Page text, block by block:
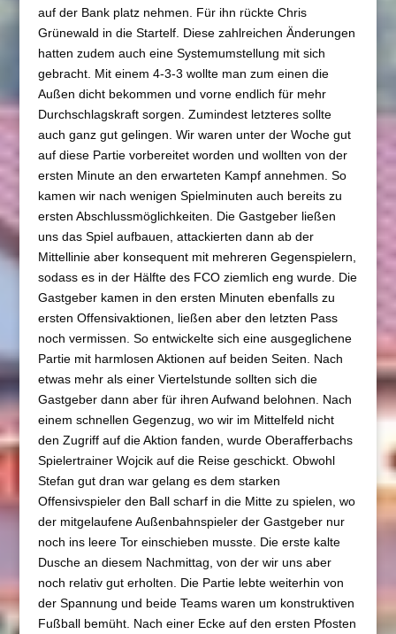
auf der Bank platz nehmen. Für ihn rückte Chris
Grünewald in die Startelf. Diese zahlreichen Änderungen
hatten zudem auch eine Systemumstellung mit sich
gebracht. Mit einem 4-3-3 wollte man zum einen die
Außen dicht bekommen und vorne endlich für mehr
Durchschlagskraft sorgen. Zumindest letzteres sollte
auch ganz gut gelingen. Wir waren unter der Woche gut
auf diese Partie vorbereitet worden und wollten von der
ersten Minute an den erwarteten Kampf annehmen. So
kamen wir nach wenigen Spielminuten auch bereits zu
ersten Abschlussmöglichkeiten. Die Gastgeber ließen
uns das Spiel aufbauen, attackierten dann ab der
Mittellinie aber konsequent mit mehreren Gegenspielern,
sodass es in der Hälfte des FCO ziemlich eng wurde. Die
Gastgeber kamen in den ersten Minuten ebenfalls zu
ersten Offensivaktionen, ließen aber den letzten Pass
noch vermissen. So entwickelte sich eine ausgeglichene
Partie mit harmlosen Aktionen auf beiden Seiten. Nach
etwas mehr als einer Viertelstunde sollten sich die
Gastgeber dann aber für ihren Aufwand belohnen. Nach
einem schnellen Gegenzug, wo wir im Mittelfeld nicht
den Zugriff auf die Aktion fanden, wurde Oberafferbachs
Spielertrainer Wojcik auf die Reise geschickt. Obwohl
Stefan gut dran war gelang es dem starken
Offensivspieler den Ball scharf in die Mitte zu spielen, wo
der mitgelaufene Außenbahnspieler der Gastgeber nur
noch ins leere Tor einschieben musste. Die erste kalte
Dusche an diesem Nachmittag, von der wir uns aber
noch relativ gut erholten. Die Partie lebte weiterhin von
der Spannung und beide Teams waren um konstruktiven
Fußball bemüht. Nach einer Ecke auf den ersten Pfosten